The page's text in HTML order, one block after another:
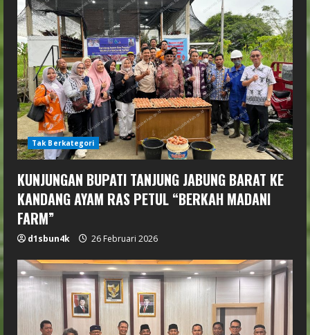
Tak Berkategori
KUNJUNGAN BUPATI TANJUNG JABUNG BARAT KE
KANDANG AYAM RAS PETUL “BERKAH MADANI
FARM”
d1sbun4k 26 Februari 2026